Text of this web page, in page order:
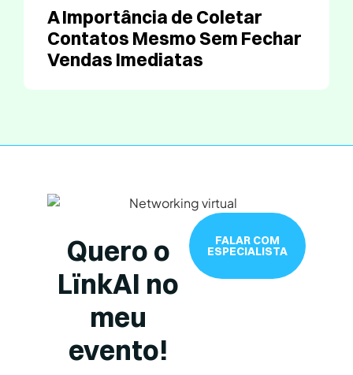
A Importância de Coletar
Contatos Mesmo Sem Fechar
Vendas Imediatas
Quero o
LïnkAI no
meu
evento!
FALAR COM
ESPECIALISTA